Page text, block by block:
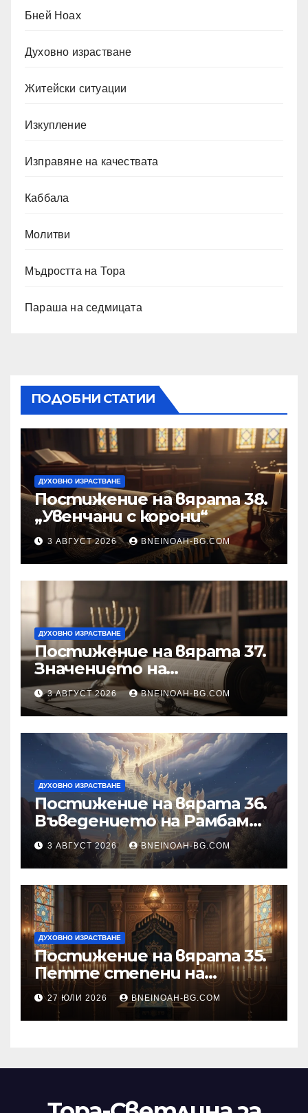
Бней Ноах
Духовно израстване
Житейски ситуации
Изкупление
Изправяне на качествата
Каббала
Молитви
Мъдростта на Тора
Параша на седмицата
ПОДОБНИ СТАТИИ
ДУХОВНО ИЗРАСТВАНЕ
Постижение на вярата 38.
„Увенчани с корони“
3 АВГУСТ 2026 BNEINOAH-BG.COM
ДУХОВНО ИЗРАСТВАНЕ
Постижение на вярата 37.
Значението на
познанието за същността
на Бъдещия свят
3 АВГУСТ 2026 BNEINOAH-BG.COM
ДУХОВНО ИЗРАСТВАНЕ
Постижение на вярата 36.
Въведението на Рамбам
към Тринадесетте Основи
3 АВГУСТ 2026 BNEINOAH-BG.COM
ДУХОВНО ИЗРАСТВАНЕ
Постижение на вярата 35.
Петте степени на
разкриване на истината
като основа на вярата
27 ЮЛИ 2026 BNEINOAH-BG.COM